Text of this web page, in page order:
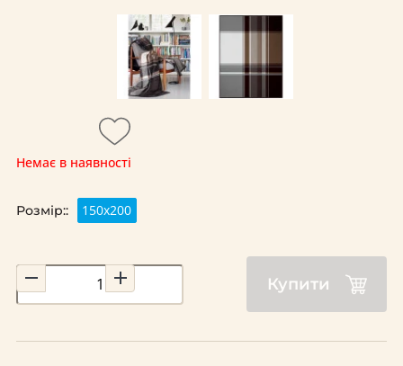
Немає в наявності
Розмір:: 150х200
Купити